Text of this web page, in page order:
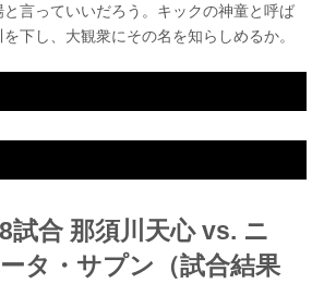
と言っていいだろう。キックの神童と呼ば
下し、大観衆にその名を知らしめるか。
対戦相手 結果 大会名
那須川天心 1R 2:47 TKO Cygames presents RIZIN FIGHTING WORLD GP 2016 無差別級トーナメント 2nd ROUND
試合 那須川天心 vs. ニ
タ・サプン（試合結果